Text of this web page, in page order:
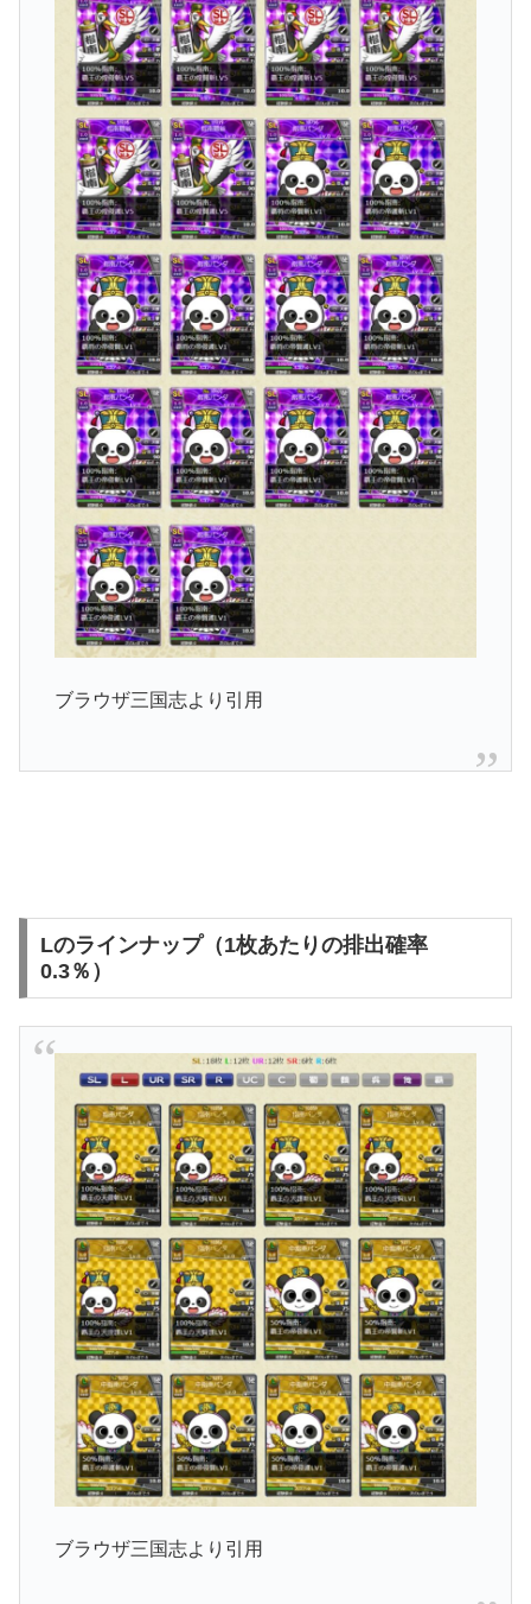
ブラウザ三国志より引用
Lのラインナップ（1枚あたりの排出確率
0.3％）
ブラウザ三国志より引用